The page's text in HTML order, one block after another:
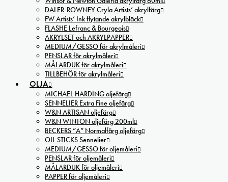
DALER-ROWNEY Cryla Artists’ akrylfärg
FW Artists’ Ink flytande akrylbläck
FLASHE Lefranc & Bourgeois
AKRYLSET och AKRYLPAPPER
MEDIUM/GESSO för akrylmåleri
PENSLAR för akrylmåleri
MÅLARDUK för akrylmåleri
TILLBEHÖR för akrylmåleri
OLJA
MICHAEL HARDING oljefärg
SENNELIER Extra Fine oljefärg
W&N ARTISAN oljefärg
W&N WINTON oljefärg 200ml
BECKERS ”A” Normalfärg oljefärg
OIL STICKS Sennelier
MEDIUM/GESSO för oljemåleri
PENSLAR för oljemåleri
MÅLARDUK för oljemåleri
PAPPER för oljemåleri